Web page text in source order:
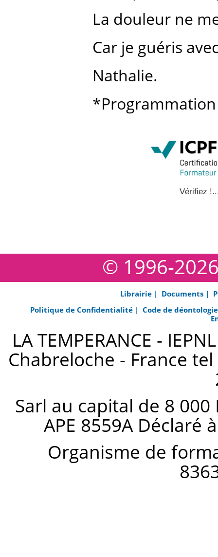
La douleur ne
Car je guéris
Nathalie.
Vérifiez
© 1996-2026
Librairie | Documents |
Politique de Confidentialité | Code de
LA TEMPERANCE -
Chabreloche - France
Sarl au capital de 8 000
APE 8559A Déclaré
Organisme de